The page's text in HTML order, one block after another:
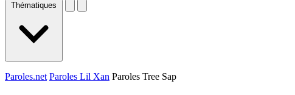
Thématiques
Paroles.net Paroles Lil Xan Paroles Tree Sap